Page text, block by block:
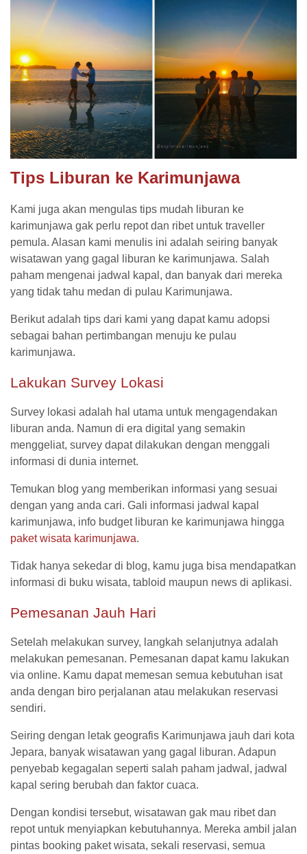
Tips Liburan ke Karimunjawa
Kami juga akan mengulas tips mudah liburan ke
karimunjawa gak perlu repot dan ribet untuk traveller
pemula. Alasan kami menulis ini adalah seiring banyak
wisatawan yang gagal liburan ke karimunjawa. Salah
paham mengenai jadwal kapal, dan banyak dari mereka
yang tidak tahu medan di pulau Karimunjawa.
Berikut adalah tips dari kami yang dapat kamu adopsi
sebagai bahan pertimbangan menuju ke pulau
karimunjawa.
Lakukan Survey Lokasi
Survey lokasi adalah hal utama untuk mengagendakan
liburan anda. Namun di era digital yang semakin
menggeliat, survey dapat dilakukan dengan menggali
informasi di dunia internet.
Temukan blog yang memberikan informasi yang sesuai
dengan yang anda cari. Gali informasi jadwal kapal
karimunjawa, info budget liburan ke karimunjawa hingga
paket wisata karimunjawa.
Tidak hanya sekedar di blog, kamu juga bisa mendapatkan
informasi di buku wisata, tabloid maupun news di aplikasi.
Pemesanan Jauh Hari
Setelah melakukan survey, langkah selanjutnya adalah
melakukan pemesanan. Pemesanan dapat kamu lakukan
via online. Kamu dapat memesan semua kebutuhan isat
anda dengan biro perjalanan atau melakukan reservasi
sendiri.
Seiring dengan letak geografis Karimunjawa jauh dari kota
Jepara, banyak wisatawan yang gagal liburan. Adapun
penyebab kegagalan seperti salah paham jadwal, jadwal
kapal sering berubah dan faktor cuaca.
Dengan kondisi tersebut, wisatawan gak mau ribet dan
repot untuk menyiapkan kebutuhannya. Mereka ambil jalan
pintas booking paket wisata, sekali reservasi, semua